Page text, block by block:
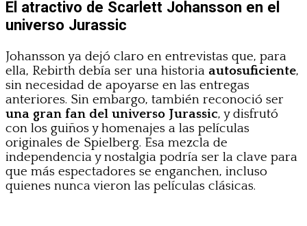
El atractivo de Scarlett Johansson en el
universo Jurassic
Johansson ya dejó claro en entrevistas que, para
ella, Rebirth debía ser una historia autosuficiente,
sin necesidad de apoyarse en las entregas
anteriores. Sin embargo, también reconoció ser
una gran fan del universo Jurassic, y disfrutó
con los guiños y homenajes a las películas
originales de Spielberg. Esa mezcla de
independencia y nostalgia podría ser la clave para
que más espectadores se enganchen, incluso
quienes nunca vieron las películas clásicas.